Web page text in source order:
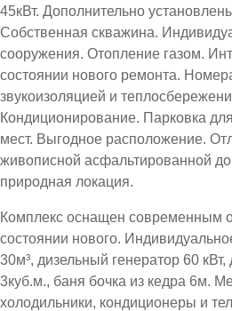
45кВт. Дополнительно
Собственная скважина.
сооружения. Отопление газом.
состоянии нового ремонта.
звукоизоляцией и
Кондиционирование. Парковка
мест. Выгодное расположение.
живописной асфальтированной
природная локация.
Комплекс оснащен современным
состоянии нового.
30м³, дизельный генератор 60 кВт,
3куб.м., баня бочка из кедра 6м.
холодильники, кондиционеры и